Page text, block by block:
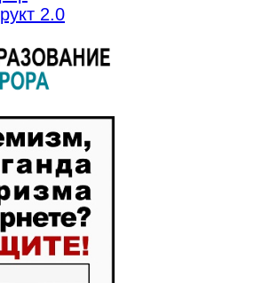
2.0